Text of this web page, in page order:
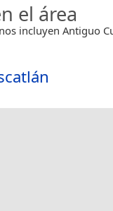
el área
incluyen Antiguo